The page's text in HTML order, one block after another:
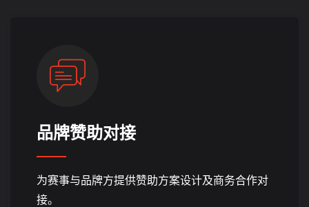
品牌赞助对接
为赛事与品牌方提供赞助方案设计及商务合作对
接。